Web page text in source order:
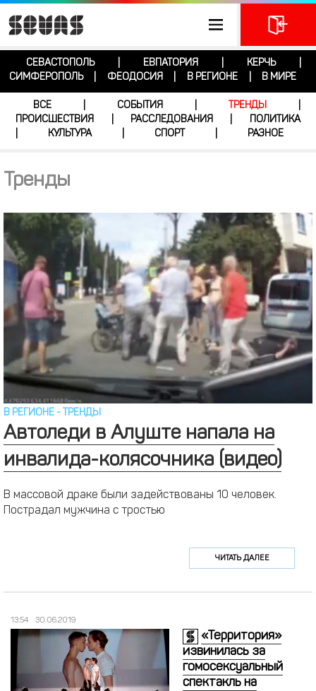
СЕВАСТОПОЛЬ ЕВПАТОРИЯ КЕРЧЬ
СИМФЕРОПОЛЬ
ФЕОДОСИЯ В РЕГИОНЕ В МИРЕ
ВСЕ СОБЫТИЯ ТРЕНДЫ
ПРОИСШЕСТВИЯ
РАССЛЕДОВАНИЯ
ПОЛИТИКА
КУЛЬТУРА СПОРТ РАЗНОЕ
Тренды
В РЕГИОНЕ - ТРЕНДЫ
Автоледи в Алуште напала на
инвалида-колясочника (видео)
В массовой драке были задействованы 10 человек.
Пострадал мужчина с тростью
ЧИТАТЬ ДАЛЕЕ
13:54 30.06.2019
«Территория»
извинилась за
гомосексуальный
спектакль на